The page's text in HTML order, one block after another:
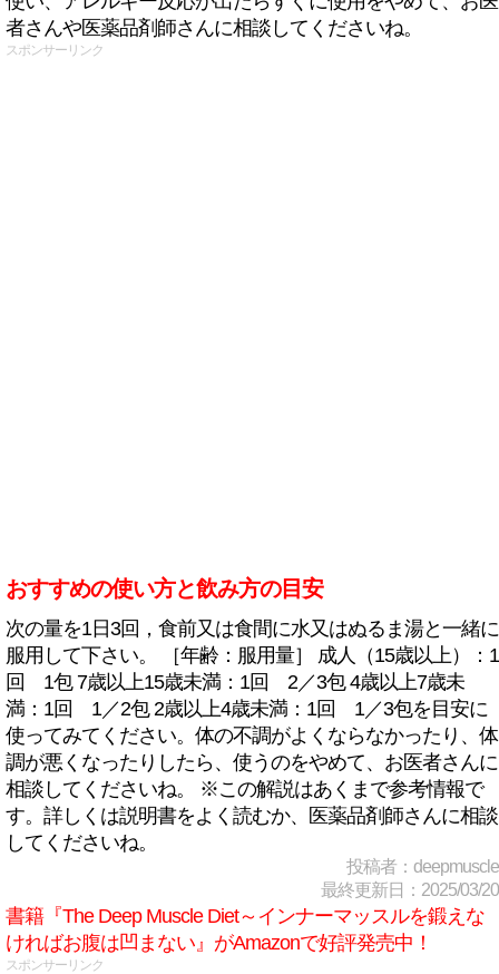
者さんや医薬品剤師さんに相談してくださいね。
スポンサーリンク
おすすめの使い方と飲み方の目安
次の量を1日3回，食前又は食間に水又はぬるま湯と一緒に
服用して下さい。 ［年齢：服用量］ 成人（15歳以上）：1
回 1包 7歳以上15歳未満：1回 2／3包 4歳以上7歳未
満：1回 1／2包 2歳以上4歳未満：1回 1／3包を目安に
使ってみてください。体の不調がよくならなかったり、体
調が悪くなったりしたら、使うのをやめて、お医者さんに
相談してくださいね。 ※この解説はあくまで参考情報で
す。詳しくは説明書をよく読むか、医薬品剤師さんに相談
してくださいね。
投稿者：deepmuscle
最終更新日：2025/03/20
書籍『The Deep Muscle Diet～インナーマッスルを鍛えな
ければお腹は凹まない』がAmazonで好評発売中！
スポンサーリンク